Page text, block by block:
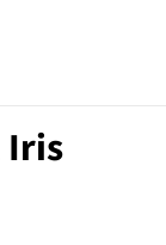
Iris